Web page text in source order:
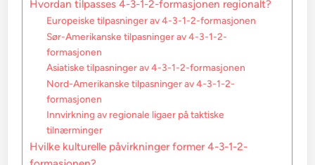
Hvordan tilpasses 4-3-1-2-formasjonen regionalt?
Europeiske tilpasninger av 4-3-1-2-formasjonen
Sør-Amerikanske tilpasninger av 4-3-1-2-
formasjonen
Asiatiske tilpasninger av 4-3-1-2-formasjonen
Nord-Amerikanske tilpasninger av 4-3-1-2-
formasjonen
Innvirkning av regionale ligaer på taktiske
tilnærminger
Hvilke kulturelle påvirkninger former 4-3-1-2-